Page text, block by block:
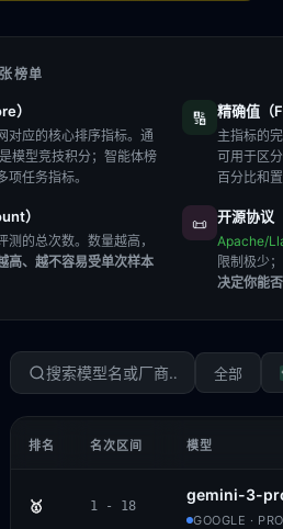
榜单
）
对应的核心排序指标。通
模型竞技积分；智能体榜
任务指标。
🔢 精确值（
主指标的
可用于区
百分比和置
）
测的总次数。数量越高，
高、越不容易受单次样本
📜 开源协议
Apache/
限制极少；
决定你能
全部
排名 名次区间 模型
🥇 1 - 18
gemini-3-
GOOGLE ·